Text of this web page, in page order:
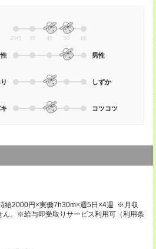
20代 30 40 50 60
男性
しずか
コツコツ
2000円×実働7h30m×週5日×4週 ※月収
ん。※給与即受取りサービス利用可（利用条